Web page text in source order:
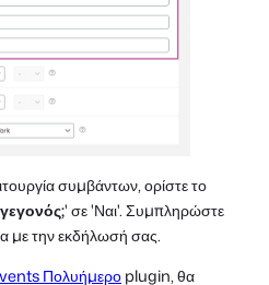
συμβάντων, ορίστε το
' σε 'Ναι'. Συμπληρώστε
με την εκδήλωσή σας.
Πολυήμεροplugin, θα